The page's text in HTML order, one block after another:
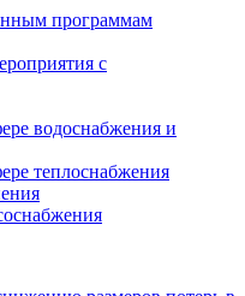
программам
с
водоснабжения и
теплоснабжения